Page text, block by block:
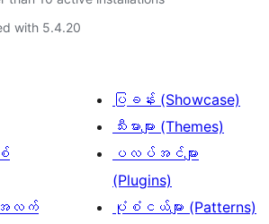
with 5.4.20
အလက်
ပြခန်း (Showcase)
သီးမားများ (Themes)
ပလပ်အင်များ
(Plugins)
ပုံစံငယ်များ (Patterns)